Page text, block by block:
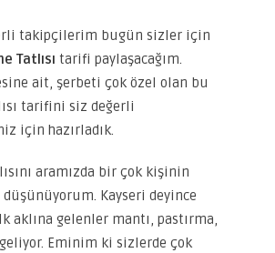
takipçilerim bugün sizler için
Tatlısı tarifi paylaşacağım.
ait, şerbeti çok özel olan bu
tarifini siz değerli
için hazırladık.
aramızda bir çok kişinin
Kayseri deyince
aklına gelenler mantı, pastırma,
Eminim ki sizlerde çok